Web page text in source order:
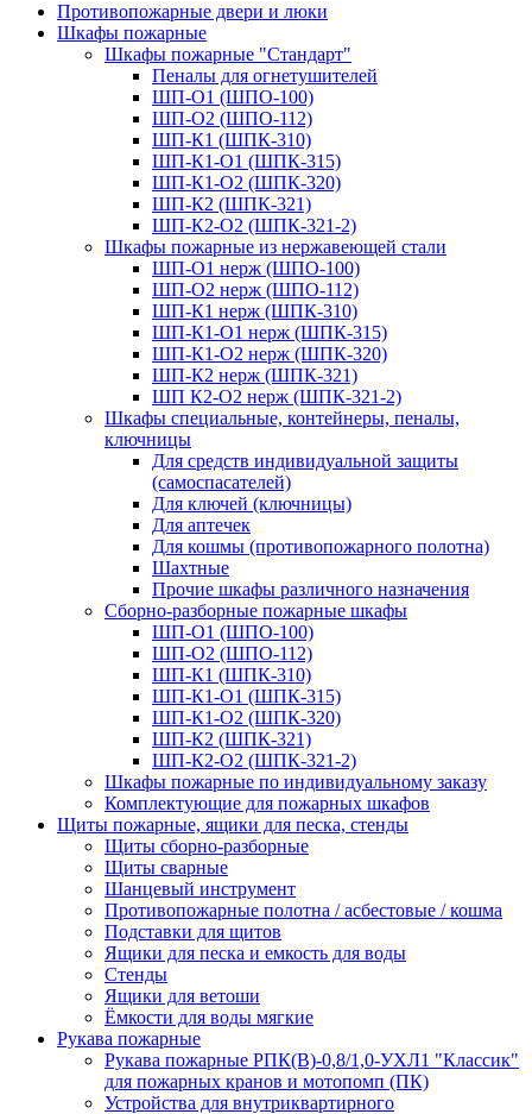
Противопожарные двери и люки
Шкафы пожарные
Шкафы пожарные "Стандарт"
Пеналы для огнетушителей
ШП-О1 (ШПО-100)
ШП-О2 (ШПО-112)
ШП-К1 (ШПК-310)
ШП-К1-О1 (ШПК-315)
ШП-К1-О2 (ШПК-320)
ШП-К2 (ШПК-321)
ШП-К2-О2 (ШПК-321-2)
Шкафы пожарные из нержавеющей стали
ШП-О1 нерж (ШПО-100)
ШП-О2 нерж (ШПО-112)
ШП-К1 нерж (ШПК-310)
ШП-К1-О1 нерж (ШПК-315)
ШП-К1-О2 нерж (ШПК-320)
ШП-К2 нерж (ШПК-321)
ШП К2-О2 нерж (ШПК-321-2)
Шкафы специальные, контейнеры, пеналы,
ключницы
Для средств индивидуальной защиты
(самоспасателей)
Для ключей (ключницы)
Для аптечек
Для кошмы (противопожарного полотна)
Шахтные
Прочие шкафы различного назначения
Сборно-разборные пожарные шкафы
ШП-О1 (ШПО-100)
ШП-О2 (ШПО-112)
ШП-К1 (ШПК-310)
ШП-К1-О1 (ШПК-315)
ШП-К1-О2 (ШПК-320)
ШП-К2 (ШПК-321)
ШП-К2-О2 (ШПК-321-2)
Шкафы пожарные по индивидуальному заказу
Комплектующие для пожарных шкафов
Щиты пожарные, ящики для песка, стенды
Щиты сборно-разборные
Щиты сварные
Шанцевый инструмент
Противопожарные полотна / асбестовые / кошма
Подставки для щитов
Ящики для песка и емкость для воды
Стенды
Ящики для ветоши
Ёмкости для воды мягкие
Рукава пожарные
Рукава пожарные РПК(В)-0,8/1,0-УХЛ1 "Классик"
для пожарных кранов и мотопомп (ПК)
Устройства для внутриквартирного